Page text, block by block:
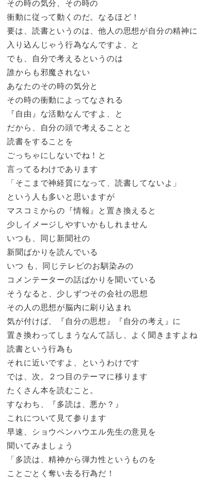
その時の気分、その時の
衝動に従って動くのだ。なるほど！
要は、読書というのは、他人の思想が自分の精神に
入り込んじゃう行為なんですよ、と
でも、自分で考えるというのは
誰からも邪魔されない
あなたのその時の気分と
その時の衝動によってなされる
『自由』な活動なんですよ、と
だから、自分の頭で考えることと
読書をすることを
ごっちゃにしないでね！と
言ってるわけであります
「そこまで神経質になって、読書してないよ」
という人も多いと思いますが
マスコミからの『情報』と置き換えると
少しイメージしやすいかもしれません
いつも、同じ新聞社の
新聞ばかりを読んでいる
いつ も、同じテレビのお馴染みの
コメンテーターの話ばかりを聞いている
そうなると、少しずつその会社の思想
その人の思想が脳内に刷り込まれ
気が付けば、『自分の思想』『自分の考え』に
置き換わってしまうなんて話し、よく聞きますよね
読書という行為も
それに近いですよ、というわけです
では、次。２つ目のテーマに移ります
たくさん本を読むこと。
すなわち、『多読は、悪か？』
これについて見て参ります
早速、ショウペンハウエル先生の意見を
聞いてみましょう
「多読は、精神から弾力性というものを
ことごとく奪い去る行為だ！